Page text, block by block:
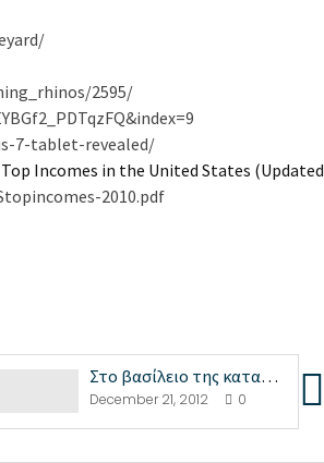
2595/
7-tablet-revealed/
Incomes in the United States (Updated
2010.pdf
Στο βασίλειο της κατανάλωσης και της λιτότητας-και...
December 21, 2012 0